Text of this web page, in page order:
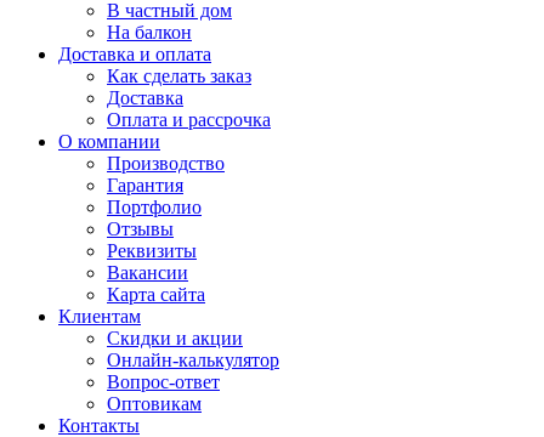
В частный дом
На балкон
Доставка и оплата
Как сделать заказ
Доставка
Оплата и рассрочка
О компании
Производство
Гарантия
Портфолио
Отзывы
Реквизиты
Вакансии
Карта сайта
Клиентам
Скидки и акции
Онлайн-калькулятор
Вопрос-ответ
Оптовикам
Контакты